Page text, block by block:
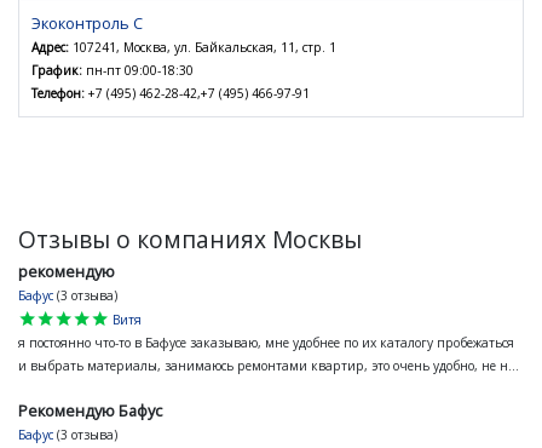
Экоконтроль С
Адрес: 107241, Москва, ул. Байкальская, 11, стр. 1
График: пн-пт 09:00-18:30
Телефон: +7 (495) 462-28-42,+7 (495) 466-97-91
Отзывы о компаниях Москвы
рекомендую
Бафус (3 отзыва)
star
star
star
star
star
Витя
я постоянно что-то в Бафусе заказываю, мне удобнее по их каталогу пробежаться
и выбрать материалы, занимаюсь ремонтами квартир, это очень удобно, не н...
Рекомендую Бафус
Бафус (3 отзыва)